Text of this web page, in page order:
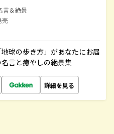
言＆絶景
売
球の歩き方」があなたにお届
言と癒やしの絶景集
詳細を見る